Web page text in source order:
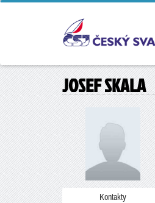
JOSEF SKALA
Kontakty